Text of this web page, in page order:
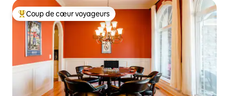
Coups de cœur voyageurs les plus appréciés
Coup de cœur voyageurs